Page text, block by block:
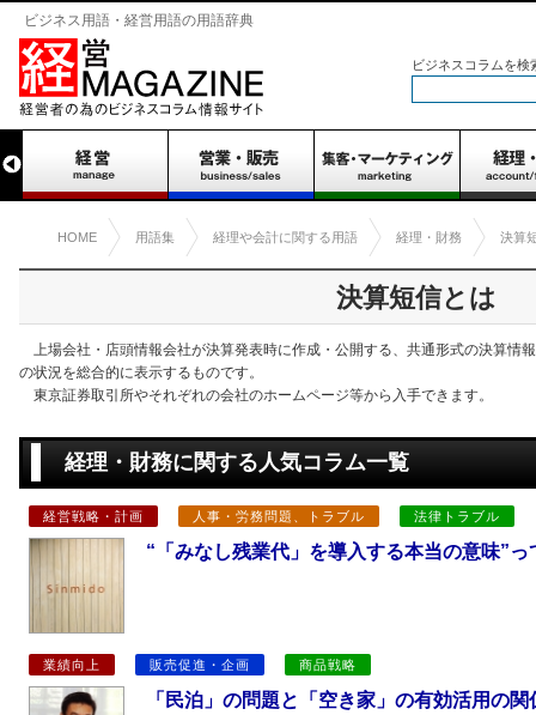
ビジネス用語・経営用語の用語辞典
ビジネスコラムを検
HOME 用語集 経理や会計に関する用語 経理・財務 決算
決算短信とは
上場会社・店頭情報会社が決算発表時に作成・公開する、共通形式の決算情
の状況を総合的に表示するものです。
東京証券取引所やそれぞれの会社のホームページ等から入手できます。
経理・財務に関する人気コラム一覧
経営戦略・計画 人事・労務問題、トラブル 法律トラブル
“「みなし残業代」を導入する本当の意味”
業績向上 販売促進・企画 商品戦略
「民泊」の問題と「空き家」の有効活用の関